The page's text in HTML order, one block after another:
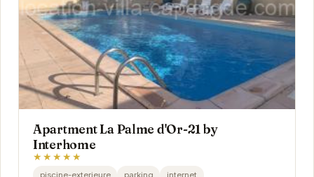
Apartment La Palme d'Or-21 by
Interhome
★★★★★
piscine-exterieure parking
internet